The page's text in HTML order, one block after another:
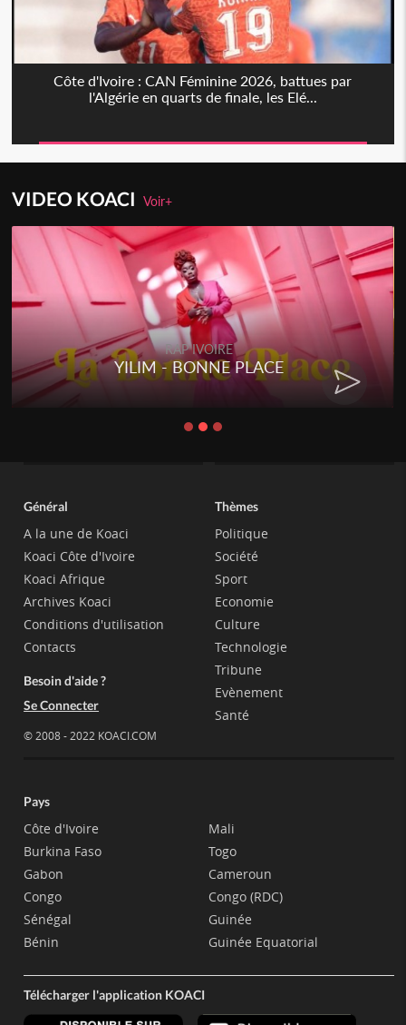
Côte d'Ivoire : CAN Féminine 2026, battues par
l'Algérie en quarts de finale, les Elé...
VIDEO KOACIVoir+
RAP IVOIRE
YILIM - BONNE PLACE
Général
A la une de Koaci
Koaci Côte d'Ivoire
Koaci Afrique
Archives Koaci
Conditions d'utilisation
Contacts
Besoin d'aide ?
Se Connecter
© 2008 - 2022 KOACI.COM
Thèmes
Politique
Société
Sport
Economie
Culture
Technologie
Tribune
Evènement
Santé
Pays
Côte d'Ivoire
Burkina Faso
Gabon
Congo
Sénégal
Bénin
Mali
Togo
Cameroun
Congo (RDC)
Guinée
Guinée Equatorial
Télécharger l'application KOACI